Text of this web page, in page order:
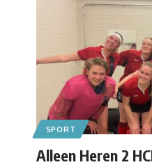
SPORT
Alleen Heren 2